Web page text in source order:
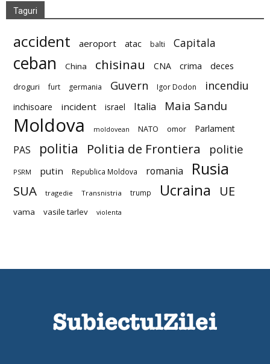
Taguri
accident aeroport atac balti Capitala
ceban China chisinau CNA crima deces
droguri furt germania Guvern Igor Dodon incendiu
inchisoare incident israel Italia Maia Sandu
Moldova moldovean NATO omor Parlament
PAS politia Politia de Frontiera politie
PSRM putin Republica Moldova romania Rusia
SUA tragedie Transnistria trump Ucraina UE
vama vasile tarlev violenta